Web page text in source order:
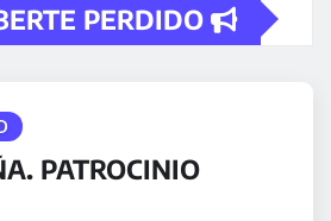
PERDIDO
PATROCINIO